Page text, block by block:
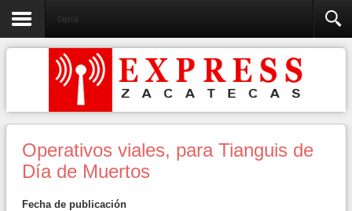
Capital
Operativos viales, para Tianguis de
Día de Muertos
Fecha de publicación